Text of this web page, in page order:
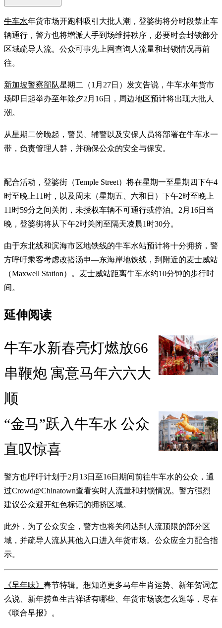
牛车水年货市场开跑料吸引大批人潮，登婆街将分时段禁止车
辆通行，警方也将增派人手到场维持秩序，必要时会封锁部分
区域疏导人流。公众可事先上网查询人流量和封锁情况再前
往。
新加坡警察部队星期二（1月27日）发文告说，牛车水年货市
场即日起举办至年除夕2月16日，周边地区预计将出现大批人
潮。
从星期二傍晚起，警员、辅警以及安保人员将部署在牛车水一
带，负责管理人群，并确保公众的安全与保安。
配合活动，登婆街（Temple Street）将在星期一至星期四下午4
时至晚上11时，以及周末（星期五、六和日）下午2时至晚上
11时59分之间关闭，未授权车辆不可通行或停泊。2月16日当
晚，登婆街将从下午2时关闭至隔天凌晨1时30分。
由于东北线和滨海市区地铁线的牛车水站预计将十分拥挤，警
方呼吁乘客考虑改搭汤申—东海岸地铁线，到附近的麦士威站
（Maxwell Station）。麦士威站距离牛车水约10分钟的步行时
间。
延伸阅读
牛车水新春亮灯燃放66
串鞭炮 寓意马年六六大
顺
“金马”跃入牛车水 公众
直叹惊喜
警方也呼吁计划于2月13日至16日期间前往牛车水的公众，通
过Crowd@Chinatown查看实时人流量和封锁情况。警方强烈
建议公众避开红色标记的拥挤区域。
此外，为了公众安全，警方也将关闭达到人流顶限的部分区
域，并疏导人流从其他入口进入年货市场。公众应全力配合指
示。
《早年味》 春节特辑。想知道更多马年生肖运势、新年贺词怎
么说、新年捞鱼生吉祥话有哪些、年货市场该怎么逛等，尽在
《联合早报》。